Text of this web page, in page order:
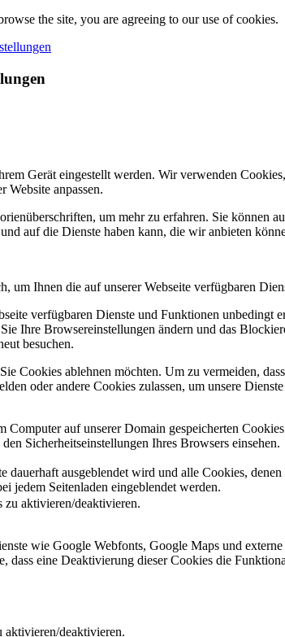
the site, you are agreeing to our use of cookies.
Gerät eingestellt werden. Wir verwenden
Website anpassen.
um mehr zu erfahren. Sie können
auf die Dienste haben kann, die wir anbieten
um Ihnen die auf unserer Webseite verfügbaren
verfügbaren Dienste und Funktionen
Ihre Browsereinstellungen ändern und das
besuchen.
Cookies ablehnen möchten. Um zu vermeiden,
oder andere Cookies zulassen, um unsere
Computer auf unserer Domain gespeicherten
Sicherheitseinstellungen Ihres Browsers einsehen.
dauerhaft ausgeblendet wird und alle Cookies,
jedem Seitenladen eingeblendet werden.
aktivieren/deaktivieren.
wie Google Webfonts, Google Maps und
dass eine Deaktivierung dieser Cookies die
deaktivieren.